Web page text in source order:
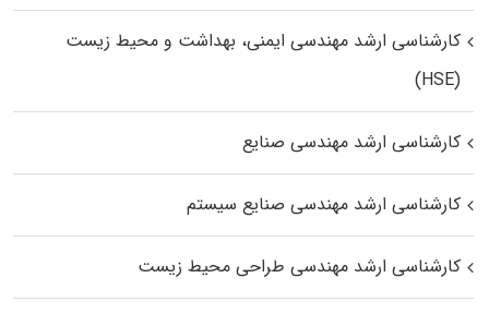
کارشناسی ارشد مهندسی ایمنی، بهداشت و محیط زیست
(HSE)
کارشناسی ارشد مهندسی صنایع
کارشناسی ارشد مهندسی صنایع سیستم
کارشناسی ارشد مهندسی طراحی محیط زیست